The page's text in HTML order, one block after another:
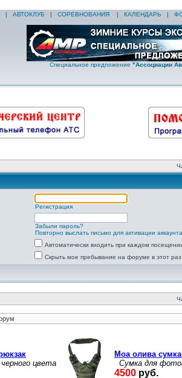
| АВТОКЛУБ | СОРЕВНОВАНИЯ | КАЛЕНДАРЬ |
Специальное предложение "Ассоциации
Регистрация
Забыли пароль?
Повторно выслать письмо для активации аккаунта
Автоматически входить при каждом
Скрыть мое пребывание на форуме в этот раз